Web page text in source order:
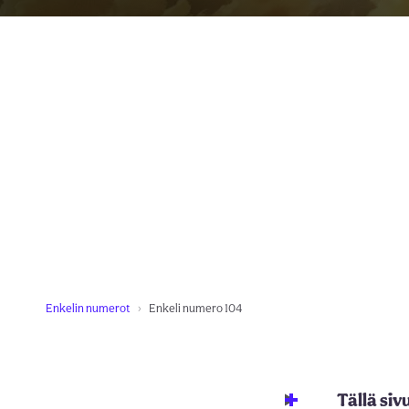
Enkelin numerot Enkeli numero 104
Tällä